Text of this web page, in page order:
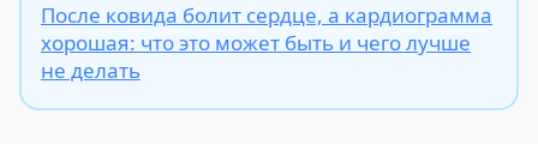
После ковида болит сердце, а кардиограмма
хорошая: что это может быть и чего лучше
не делать